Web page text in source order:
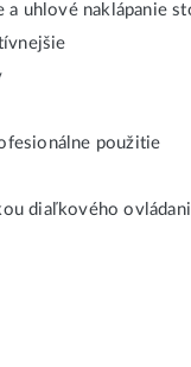
a uhlové naklápanie
použitie
diaľkového